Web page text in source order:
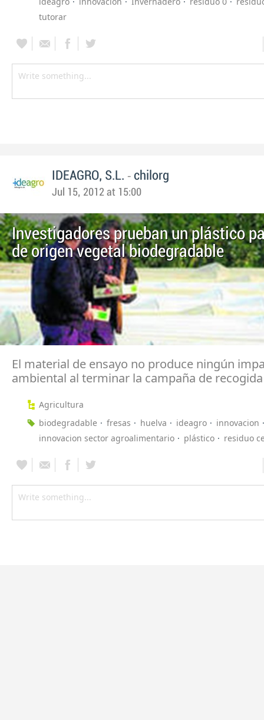
tutorar
IDEAGRO, S.L. - chilorg
Jul 15, 2012 at 15:00
Investigadores prueban un plástico
de origen vegetal biodegradable
El material de ensayo no produce ningún
ambiental al terminar la campaña de
Agricultura
biodegradable
fresas huelva ideagro
innovacion
innovacion sector agroalimentario
plástico residuo